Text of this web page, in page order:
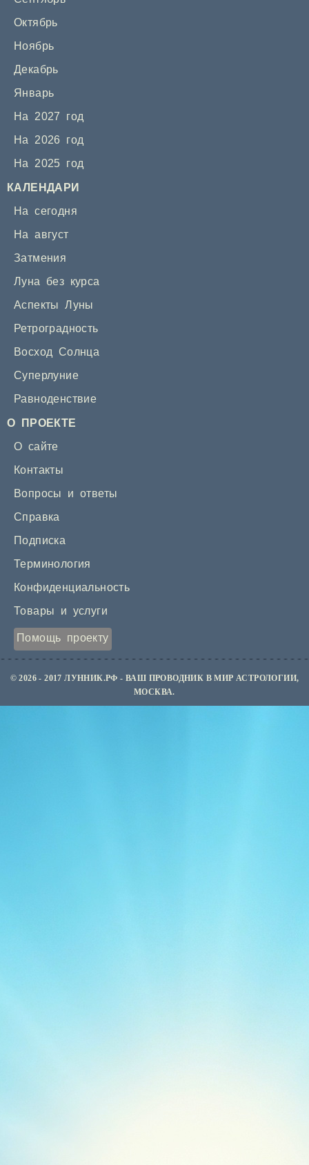
Октябрь
Ноябрь
Декабрь
Январь
На 2027 год
На 2026 год
На 2025 год
КАЛЕНДАРИ
На сегодня
На август
Затмения
Луна без курса
Аспекты Луны
Ретроградность
Восход Солнца
Суперлуние
Равноденствие
О ПРОЕКТЕ
О сайте
Контакты
Вопросы и ответы
Справка
Подписка
Терминология
Конфиденциальность
Товары и услуги
Помощь проекту
© 2026 - 2017 ЛУННИК.РФ - ВАШ ПРОВОДНИК В МИР АСТРОЛОГИИ,
МОСКВА.